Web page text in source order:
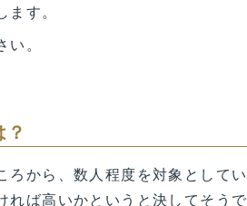
す。
。
から、数人程度を対象としてい
れば高いかというと決してそうで